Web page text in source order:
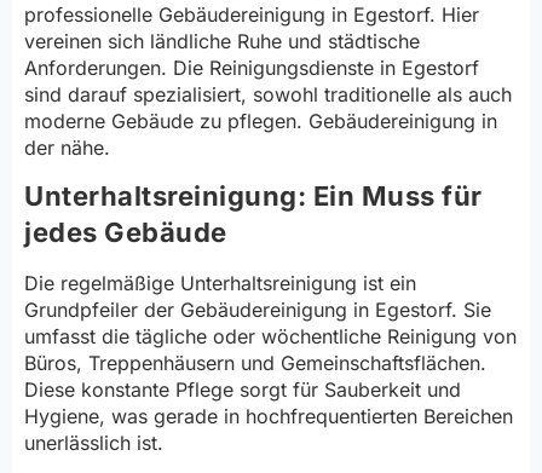
professionelle Gebäudereinigung in Egestorf. Hier
vereinen sich ländliche Ruhe und städtische
Anforderungen. Die Reinigungsdienste in Egestorf
sind darauf spezialisiert, sowohl traditionelle als auch
moderne Gebäude zu pflegen. Gebäudereinigung in
der nähe.
Unterhaltsreinigung: Ein Muss für
jedes Gebäude
Die regelmäßige Unterhaltsreinigung ist ein
Grundpfeiler der Gebäudereinigung in Egestorf. Sie
umfasst die tägliche oder wöchentliche Reinigung von
Büros, Treppenhäusern und Gemeinschaftsflächen.
Diese konstante Pflege sorgt für Sauberkeit und
Hygiene, was gerade in hochfrequentierten Bereichen
unerlässlich ist.